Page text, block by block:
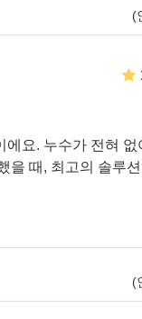
(
(
에요. 누수가 전혀 없
을 때, 최고의 솔루